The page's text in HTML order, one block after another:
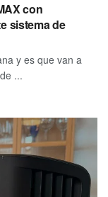
con
sistema de
y es que van a
...